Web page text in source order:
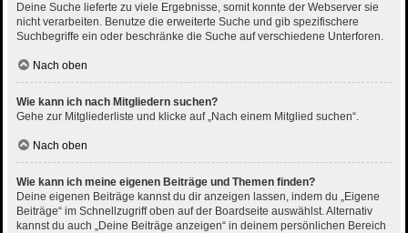
Deine Suche lieferte zu viele Ergebnisse, somit konnte der Webserver sie
nicht verarbeiten. Benutze die erweiterte Suche und gib spezifischere
Suchbegriffe ein oder beschränke die Suche auf verschiedene Unterforen.
Nach oben
Wie kann ich nach Mitgliedern suchen?
Gehe zur Mitgliederliste und klicke auf „Nach einem Mitglied suchen“.
Nach oben
Wie kann ich meine eigenen Beiträge und Themen finden?
Deine eigenen Beiträge kannst du dir anzeigen lassen, indem du „Eigene
Beiträge“ im Schnellzugriff oben auf der Boardseite auswählst. Alternativ
kannst du auch „Deine Beiträge anzeigen“ in deinem persönlichen Bereich